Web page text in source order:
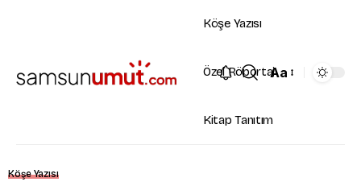
Köşe Yazısı
Özel Röportaj
Kitap Tanıtım
Aa
Köşe Yazısı